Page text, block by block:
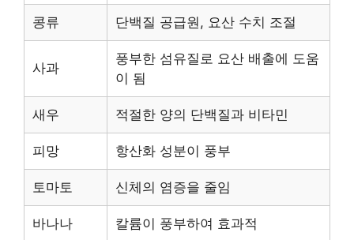
콩류 단백질 공급원, 요산 수치 조절
사과
풍부한 섬유질로 요산 배출에 도움
이 됨
새우 적절한 양의 단백질과 비타민
피망 항산화 성분이 풍부
토마토 신체의 염증을 줄임
바나나 칼륨이 풍부하여 효과적